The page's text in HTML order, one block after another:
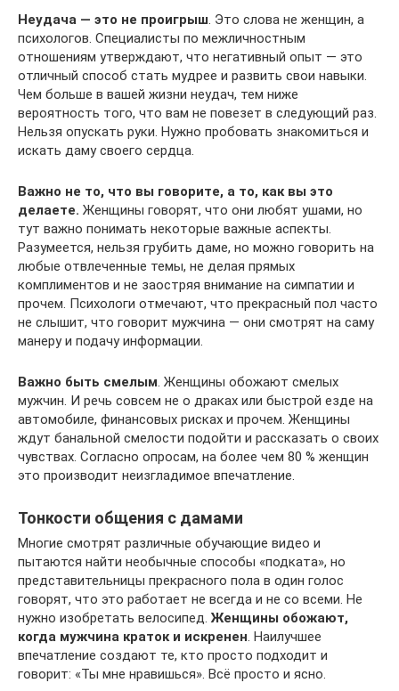
Неудача — это не проигрыш . Это слова не женщин, а
психологов. Специалисты по межличностным
отношениям утверждают, что негативный опыт — это
отличный способ стать мудрее и развить свои навыки.
Чем больше в вашей жизни неудач, тем ниже
вероятность того, что вам не повезет в следующий раз.
Нельзя опускать руки. Нужно пробовать знакомиться и
искать даму своего сердца.
Важно не то, что вы говорите, а то, как вы это
делаете. Женщины говорят, что они любят ушами, но
тут важно понимать некоторые важные аспекты.
Разумеется, нельзя грубить даме, но можно говорить на
любые отвлеченные темы, не делая прямых
комплиментов и не заостряя внимание на симпатии и
прочем. Психологи отмечают, что прекрасный пол часто
не слышит, что говорит мужчина — они смотрят на саму
манеру и подачу информации.
Важно быть смелым . Женщины обожают смелых
мужчин. И речь совсем не о драках или быстрой езде на
автомобиле, финансовых рисках и прочем. Женщины
ждут банальной смелости подойти и рассказать о своих
чувствах. Согласно опросам, на более чем 80 % женщин
это производит неизгладимое впечатление.
Тонкости общения с дамами
Многие смотрят различные обучающие видео и
пытаются найти необычные способы «подката», но
представительницы прекрасного пола в один голос
говорят, что это работает не всегда и не со всеми. Не
нужно изобретать велосипед. Женщины обожают,
когда мужчина краток и искренен . Наилучшее
впечатление создают те, кто просто подходит и
говорит: «Ты мне нравишься». Всё просто и ясно.